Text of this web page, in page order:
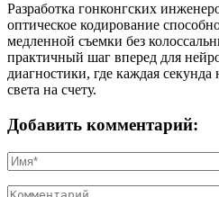
Разработка гонконгских
оптическое кодирование
медленной съемки без
практичный шаг вперед для
диагностики, где каждая
света на счету.
Добавить комментарий: